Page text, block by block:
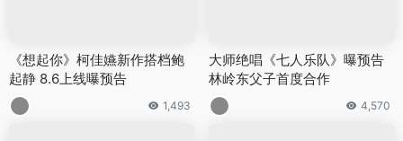
《想起你》柯佳嬿新作搭档鲍
起静 8.6上线曝预告
1,493
大师绝唱《七人乐队》曝预告
林岭东父子首度合作
4,570